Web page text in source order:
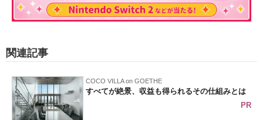
関連記事
COCO VILLA on GOETHE
すべてが絶景、収益も得られるその仕組みとは
PR